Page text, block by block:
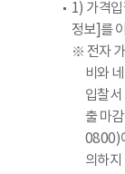
1) 가격
정보]를
※ 전자
비와
입찰서
출 마
0800)
의하지